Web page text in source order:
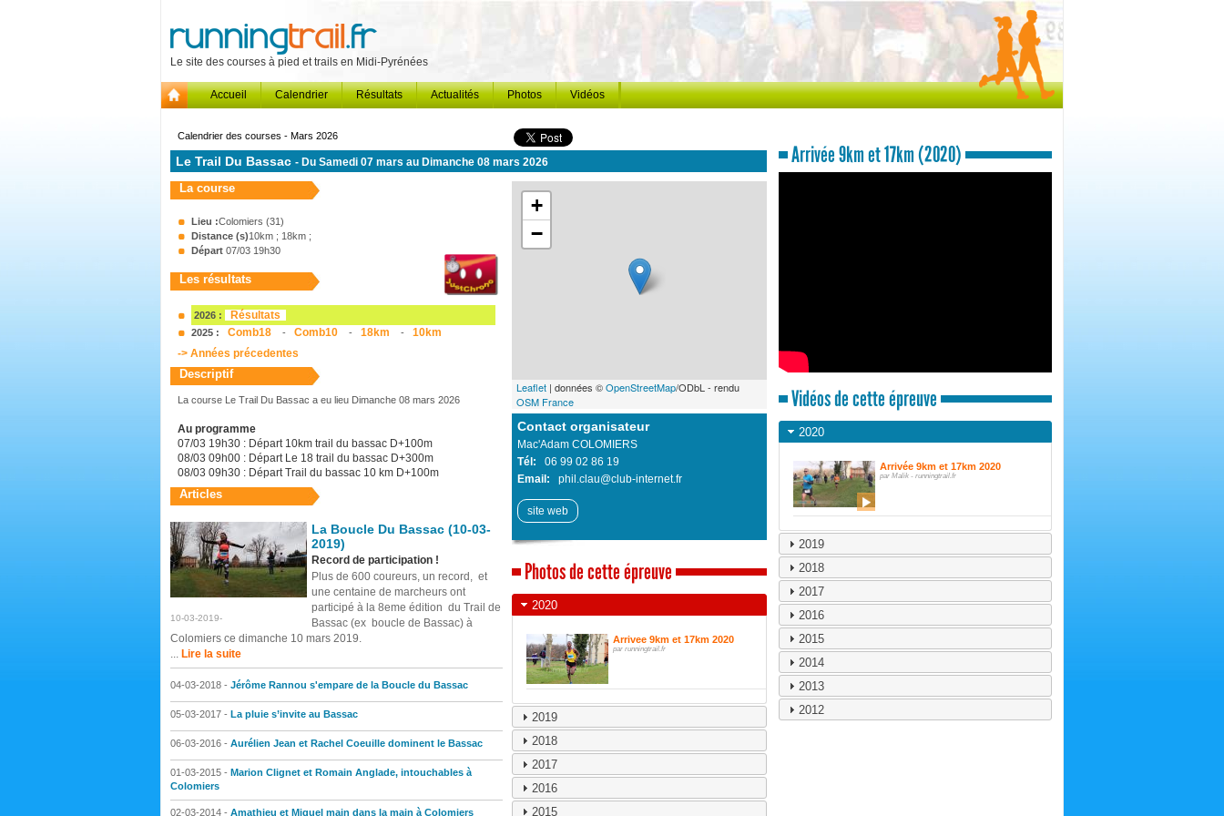
Le site des courses à pied et trails en Midi-Pyrénées
Accueil Calendrier Résultats Actualités Photos Vidéos
Calendrier des courses - Mars 2026
Le Trail Du Bassac - Du Samedi 07 mars au Dimanche 08 mars 2026
La course
Lieu :Colomiers (31)
Distance (s)10km ; 18km ;
Départ 07/03 19h30
Les résultats
2026 : Résultats
2025 : Comb18 - Comb10 - 18km -
10km
-> Années précedentes
Descriptif
La course Le Trail Du Bassac a eu lieu Dimanche 08 mars 2026
Au programme
07/03 19h30 : Départ 10km trail du bassac D+100m
08/03 09h00 : Départ Le 18 trail du bassac D+300m
08/03 09h30 : Départ Trail du bassac 10 km D+100m
Articles
10-03-2019-
La Boucle Du Bassac (10-03-
2019)
Record de participation !
Plus de 600 coureurs, un record, et
une centaine de marcheurs ont
participé à la 8eme édition du Trail de
Bassac (ex boucle de Bassac) à
Colomiers ce dimanche 10 mars 2019.
... Lire la suite
04-03-2018 - Jérôme Rannou s'empare de la Boucle du Bassac
05-03-2017 - La pluie s’invite au Bassac
06-03-2016 - Aurélien Jean et Rachel Coeuille dominent le Bassac
01-03-2015 - Marion Clignet et Romain Anglade, intouchables à
Colomiers
02-03-2014 - Amathieu et Miquel main dans la main à Colomiers
+
−
Leaflet | données ©OpenStreetMap/ODbL - rendu
OSM France
Contact organisateur
Mac'Adam COLOMIERS
Tél: 06 99 02 86 19
Email: phil.clau@club-internet.fr
site web
Photos de cette épreuve
2020
Arrivee 9km et 17km 2020
par runningtrail.fr
2019
2018
2017
2016
2015
Arrivée 9km et 17km (2020)
Vidéos de cette épreuve
2020
Arrivée 9km et 17km 2020
par Malik - runningtrail.fr
2019
2018
2017
2016
2015
2014
2013
2012